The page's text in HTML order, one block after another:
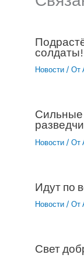
солдаты!
Новости / От
Сильные
Новости / От
Идут по
Новости / От
Свет